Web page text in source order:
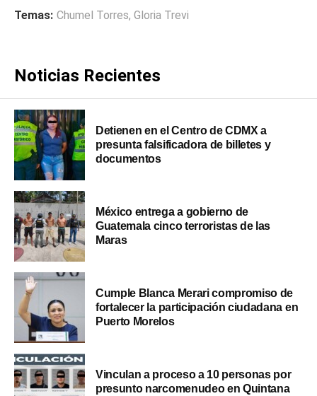
Temas: Chumel Torres, Gloria Trevi
Noticias Recientes
Detienen en el Centro de CDMX a
presunta falsificadora de billetes y
documentos
México entrega a gobierno de
Guatemala cinco terroristas de las
Maras
Cumple Blanca Merari compromiso de
fortalecer la participación ciudadana en
Puerto Morelos
Vinculan a proceso a 10 personas por
presunto narcomenudeo en Quintana